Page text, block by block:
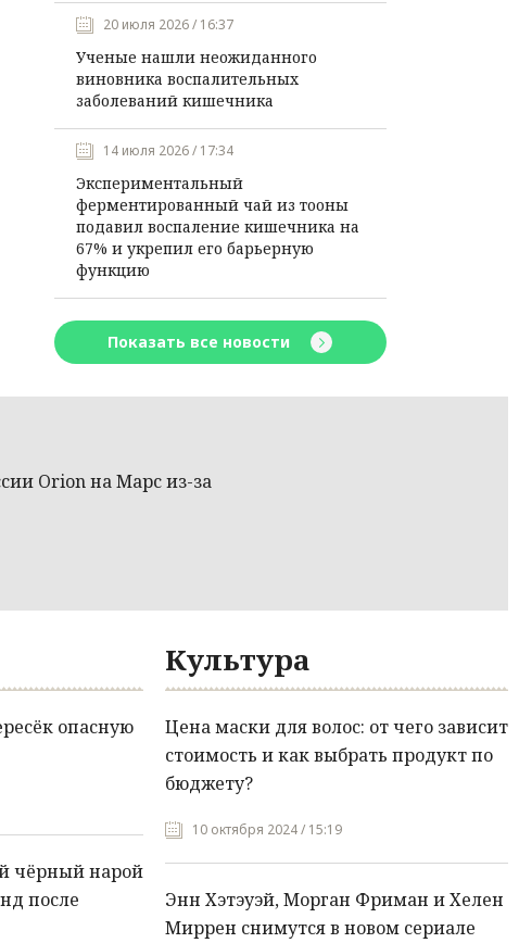
20 июля 2026 / 16:37
Ученые нашли неожиданного
виновника воспалительных
заболеваний кишечника
14 июля 2026 / 17:34
Экспериментальный
ферментированный чай из тооны
подавил воспаление кишечника на
67% и укрепил его барьерную
функцию
Показать все новости
Orion на Марс из-за
опасную
чёрный нарой
после
Культура
Цена маски для волос: от чего зависит
стоимость и как выбрать продукт по
бюджету?
10 октября 2024 / 15:19
Энн Хэтэуэй, Морган Фриман и Хелен
Миррен снимутся в новом сериале